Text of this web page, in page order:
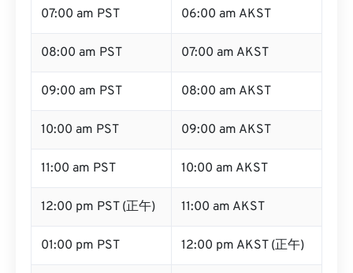
07:00 am PST 06:00 am AKST
08:00 am PST 07:00 am AKST
09:00 am PST 08:00 am AKST
10:00 am PST 09:00 am AKST
11:00 am PST 10:00 am AKST
12:00 pm PST (正午) 11:00 am AKST
01:00 pm PST 12:00 pm AKST (正午)